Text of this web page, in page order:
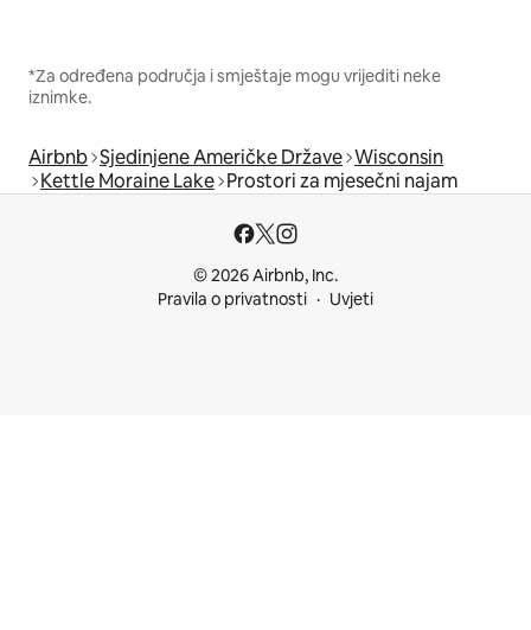
*Za određena područja i smještaje mogu vrijediti neke
iznimke.
Airbnb Sjedinjene Američke Države Wisconsin
Kettle Moraine Lake Prostori za mjesečni najam
© 2026 Airbnb, Inc.
Pravila o privatnosti
Uvjeti